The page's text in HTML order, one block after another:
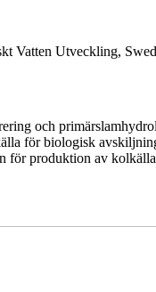
Vatten Utveckling,
och
för biologisk
för produktion av kolkälla